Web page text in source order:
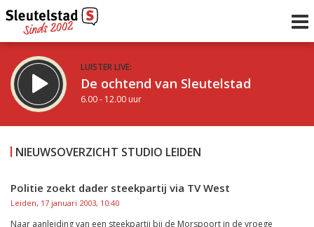
LUISTER LIVE:
De ochtend van Sleutelstad
6.00 - 12.00 uur
De middag van Sleutelstad
Inklappen
NIEUWSOVERZICHT STUDIO LEIDEN
Politie zoekt dader steekpartij via TV West
Leiden, 17 januari 2003, 10:40
Naar aanleiding van een steekpartij bij de Morspoort in de vroege